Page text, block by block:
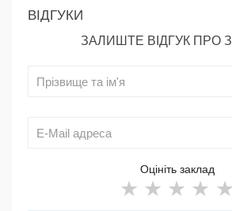
ВІДГУКИ
ЗАЛИШТЕ ВІДГУК ПРО
Оцініть заклад